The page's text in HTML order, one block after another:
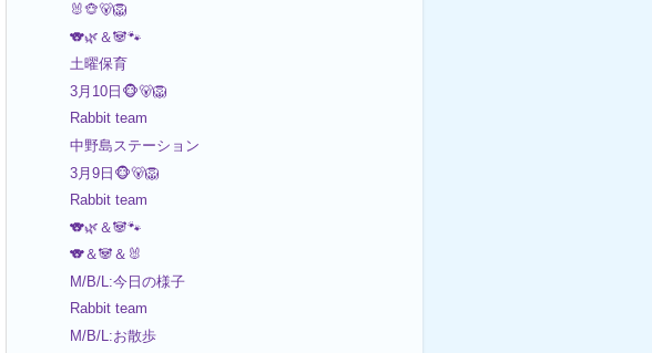
🐰🐵🐻🦁
🐨🌿＆🐼🐾
土曜保育
3月10日🐵🐻🦁
Rabbit team
中野島ステーション
3月9日🐵🐻🦁
Rabbit team
🐨🌿＆🐼🐾
🐨＆🐼＆🐰
M/B/L:今日の様子
Rabbit team
M/B/L:お散歩